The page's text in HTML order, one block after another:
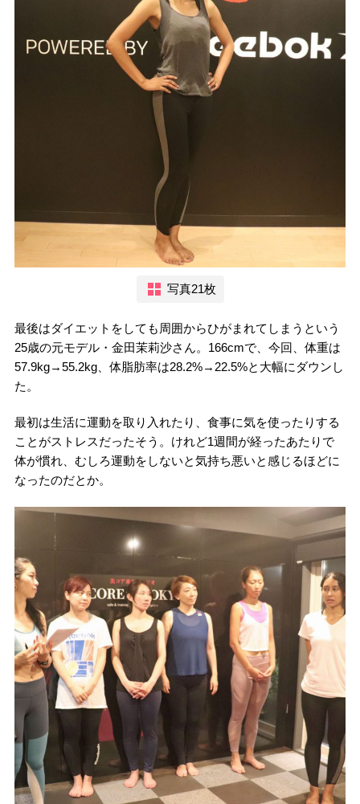
写真21枚
最後はダイエットをしても周囲からひがまれてしまうという
25歳の元モデル・金田茉莉沙さん。166cmで、今回、体重は
57.9kg→55.2kg、体脂肪率は28.2%→22.5%と大幅にダウンし
た。
最初は生活に運動を取り入れたり、食事に気を使ったりする
ことがストレスだったそう。けれど1週間が経ったあたりで
体が慣れ、むしろ運動をしないと気持ち悪いと感じるほどに
なったのだとか。